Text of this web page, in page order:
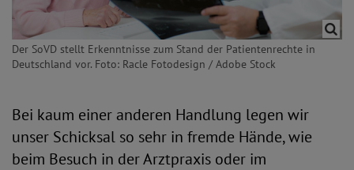
Der SoVD stellt Erkenntnisse zum Stand der Patientenrechte in
Deutschland vor. Foto: Racle Fotodesign / Adobe Stock
Bei kaum einer anderen Handlung legen wir
unser Schicksal so sehr in fremde Hände, wie
beim Besuch in der Arztpraxis oder im